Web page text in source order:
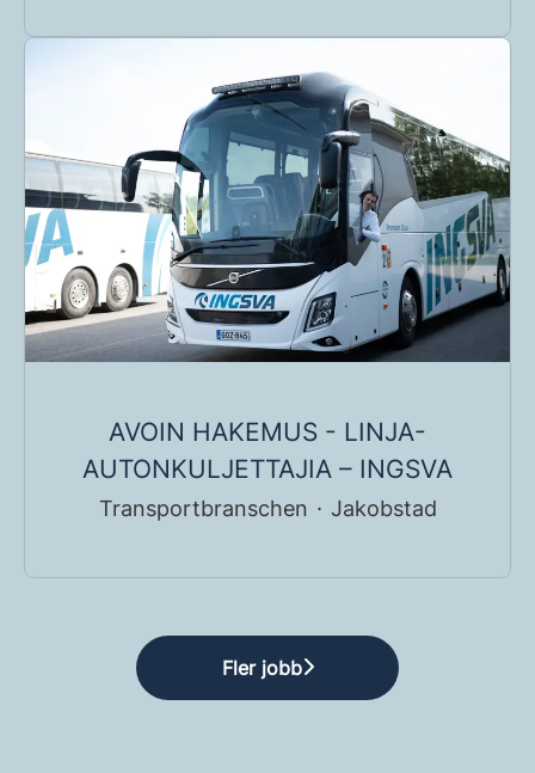
AVOIN HAKEMUS - LINJA-
AUTONKULJETTAJIA – INGSVA
Transportbranschen · Jakobstad
Fler jobb